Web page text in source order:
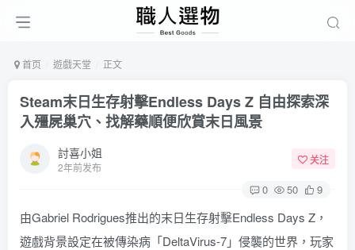
首页 遊戲天堂 正文
Steam末日生存射擊Endless Days Z 自由探索深
入殭屍巢穴、找解藥順便欣賞末日風景
討喜小姐
2年前发布
关注
0 50 9
由Gabriel Rodrigues推出的末日生存射擊Endless Days Z，
遊戲背景設定在被傳染病「DeltaVirus-7」侵襲的世界，玩家